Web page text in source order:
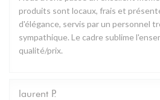
produits sont locaux, frais et
d'élégance, servis par un personnel
sympathique. Le cadre sublime
qualité/prix.
laurent P